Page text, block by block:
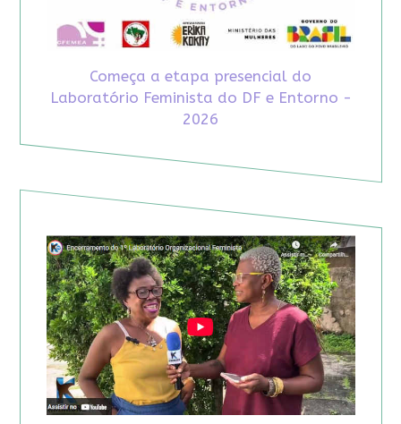
Começa a etapa presencial do
Laboratório Feminista do DF e Entorno -
2026